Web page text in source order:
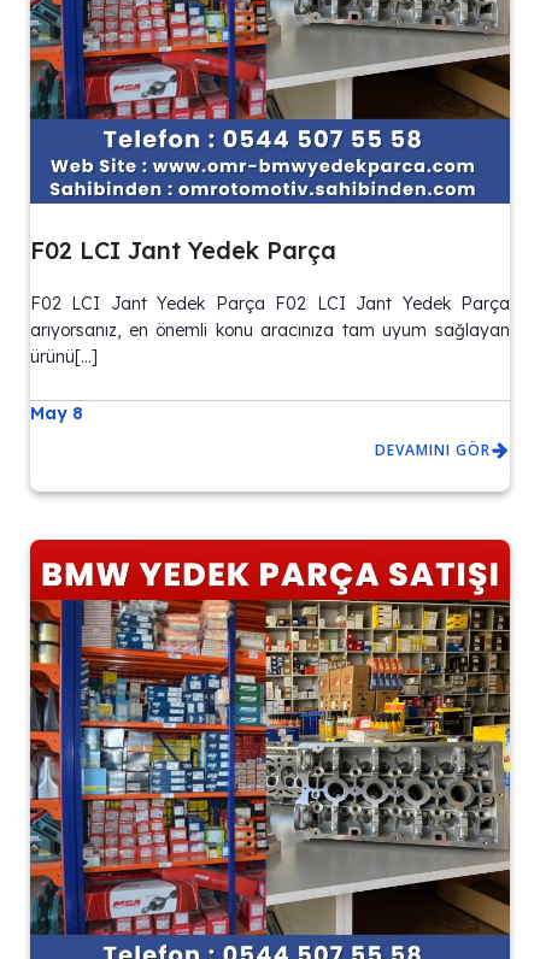
F02 LCI Jant Yedek Parça
F02 LCI Jant Yedek Parça F02 LCI Jant Yedek Parça
arıyorsanız, en önemli konu aracınıza tam uyum sağlayan
ürünü[…]
May 8
DEVAMINI GÖR